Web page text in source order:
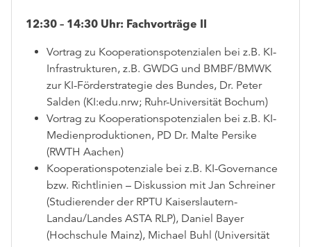
12:30 – 14:30 Uhr: Fachvorträge II
Vortrag zu Kooperationspotenzialen bei z.B. KI-
Infrastrukturen, z.B. GWDG und BMBF/BMWK
zur KI-Förderstrategie des Bundes, Dr. Peter
Salden (KI:edu.nrw; Ruhr-Universität Bochum)
Vortrag zu Kooperationspotenzialen bei z.B. KI-
Medienproduktionen, PD Dr. Malte Persike
(RWTH Aachen)
Kooperationspotenziale bei z.B. KI-Governance
bzw. Richtlinien – Diskussion mit Jan Schreiner
(Studierender der RPTU Kaiserslautern-
Landau/Landes ASTA RLP), Daniel Bayer
(Hochschule Mainz), Michael Buhl (Universität